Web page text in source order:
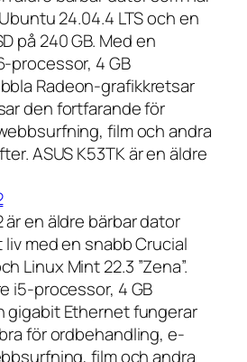
24.04.4 LTS och en
på 240 GB. Med en
processor, 4 GB
Radeon-grafikkretsar
den fortfarande för
film och andra
ASUS K53TK är en äldre
är en äldre bärbar dator
med en snabb Crucial
Linux Mint 22.3 ”Zena”.
i5-processor, 4 GB
gigabit Ethernet fungerar
för ordbehandling, e-
film och andra